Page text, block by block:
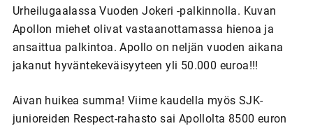
Urheilugaalassa Vuoden Jokeri -palkinnolla. Kuvan
Apollon miehet olivat vastaanottamassa hienoa ja
ansaittua palkintoa. Apollo on neljän vuoden aikana
jakanut hyväntekeväisyyteen yli 50.000 euroa!!!
Aivan huikea summa! Viime kaudella myös SJK-
junioreiden Respect-rahasto sai Apollolta 8500 euron